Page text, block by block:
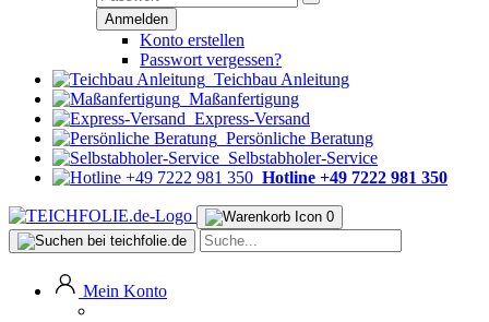
Konto erstellen
Passwort vergessen?
Teichbau Anleitung
Maßanfertigung
Express-Versand
Persönliche Beratung
Selbstabholer-Service
Hotline +49 7222 981 350
0
Mein Konto